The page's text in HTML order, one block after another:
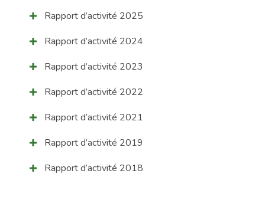
Rapport d’activité 2025
Rapport d’activité 2024
Rapport d’activité 2023
Rapport d’activité 2022
Rapport d’activité 2021
Rapport d’activité 2019
Rapport d’activité 2018